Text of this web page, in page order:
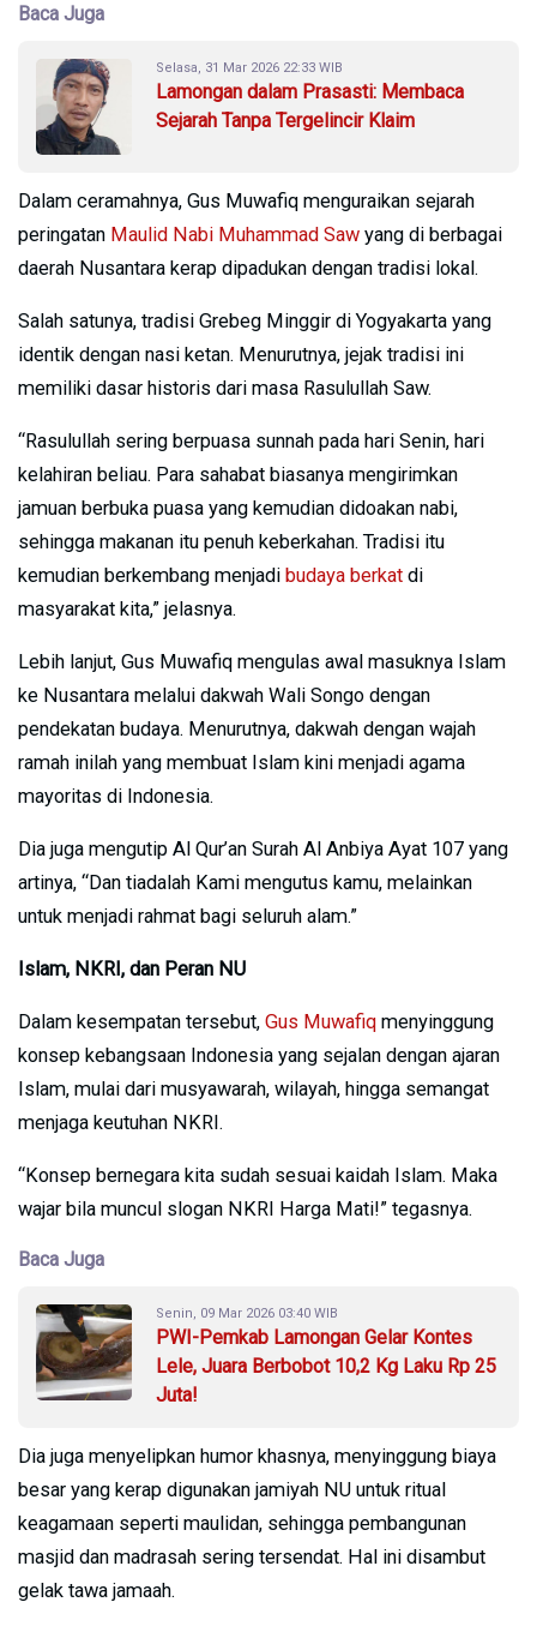
Baca Juga
Selasa, 31 Mar 2026 22:33 WIB
Lamongan dalam Prasasti: Membaca
Sejarah Tanpa Tergelincir Klaim
Dalam ceramahnya, Gus Muwafiq menguraikan sejarah
peringatan Maulid Nabi Muhammad Saw yang di berbagai
daerah Nusantara kerap dipadukan dengan tradisi lokal.
Salah satunya, tradisi Grebeg Minggir di Yogyakarta yang
identik dengan nasi ketan. Menurutnya, jejak tradisi ini
memiliki dasar historis dari masa Rasulullah Saw.
“Rasulullah sering berpuasa sunnah pada hari Senin, hari
kelahiran beliau. Para sahabat biasanya mengirimkan
jamuan berbuka puasa yang kemudian didoakan nabi,
sehingga makanan itu penuh keberkahan. Tradisi itu
kemudian berkembang menjadi budaya berkat di
masyarakat kita,” jelasnya.
Lebih lanjut, Gus Muwafiq mengulas awal masuknya Islam
ke Nusantara melalui dakwah Wali Songo dengan
pendekatan budaya. Menurutnya, dakwah dengan wajah
ramah inilah yang membuat Islam kini menjadi agama
mayoritas di Indonesia.
Dia juga mengutip Al Qur’an Surah Al Anbiya Ayat 107 yang
artinya, “Dan tiadalah Kami mengutus kamu, melainkan
untuk menjadi rahmat bagi seluruh alam.”
Islam, NKRI, dan Peran NU
Dalam kesempatan tersebut, Gus Muwafiq menyinggung
konsep kebangsaan Indonesia yang sejalan dengan ajaran
Islam, mulai dari musyawarah, wilayah, hingga semangat
menjaga keutuhan NKRI.
“Konsep bernegara kita sudah sesuai kaidah Islam. Maka
wajar bila muncul slogan NKRI Harga Mati!” tegasnya.
Baca Juga
Senin, 09 Mar 2026 03:40 WIB
PWI-Pemkab Lamongan Gelar Kontes
Lele, Juara Berbobot 10,2 Kg Laku Rp 25
Juta!
Dia juga menyelipkan humor khasnya, menyinggung biaya
besar yang kerap digunakan jamiyah NU untuk ritual
keagamaan seperti maulidan, sehingga pembangunan
masjid dan madrasah sering tersendat. Hal ini disambut
gelak tawa jamaah.